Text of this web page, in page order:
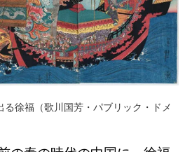
徐福（歌川国芳・パブリック・ドメ